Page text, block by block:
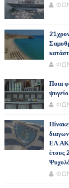
Ποια
ψυγείο
έτους